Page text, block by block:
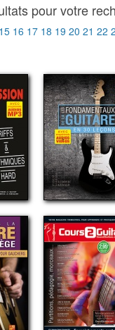
pour votre
15 16 17 18 19 20 21 22